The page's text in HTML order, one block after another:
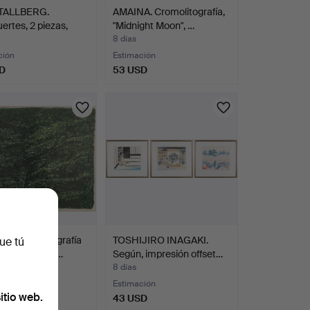
2 piezas,
AMAINA. Cromolitografía,
"Midnight Moon", …
8 días
Estimación
53 USD
Litografía
numerada…
TOSHIJIRO INAGAKI.
Según, impresión offset…
8 días
Estimación
43 USD
tú
web.